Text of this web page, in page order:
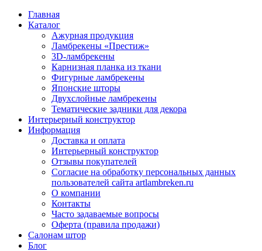
Главная
Каталог
Ажурная продукция
Ламбрекены «Престиж»
3D-ламбрекены
Карнизная планка из ткани
Фигурные ламбрекены
Японские шторы
Двухслойные ламбрекены
Тематические задники для декора
Интерьерный конструктор
Информация
Доставка и оплата
Интерьерный конструктор
Отзывы покупателей
Согласие на обработку персональных данных
пользователей сайта artlambreken.ru
О компании
Контакты
Часто задаваемые вопросы
Оферта (правила продажи)
Салонам штор
Блог